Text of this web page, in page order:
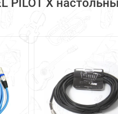
PILOT X